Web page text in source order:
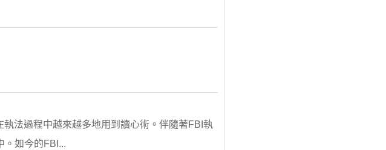
法過程中越來越多地用到讀心術。伴隨著FBI執
。如今的FBI...